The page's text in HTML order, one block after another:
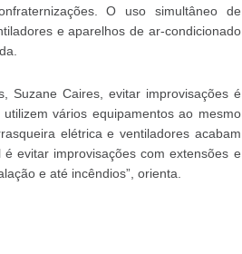
O uso simultâneo de
e aparelhos de ar-condicionado
Suzane Caires, evitar improvisações é
vários equipamentos ao mesmo
elétrica e ventiladores acabam
evitar improvisações com extensões e
e até incêndios”, orienta.